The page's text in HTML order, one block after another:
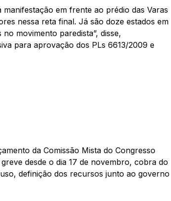
em frente ao prédio das Varas
nessa reta final. Já são doze estados em
movimento paredista”, disse,
para aprovação dos PLs 6613/2009 e
da Comissão Mista do Congresso
desde o dia 17 de novembro, cobra do
definição dos recursos junto ao governo